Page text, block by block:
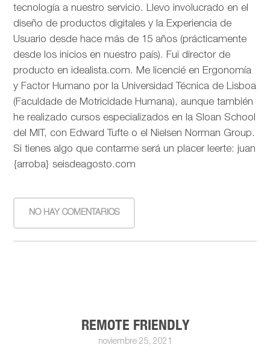
tecnología a nuestro servicio. Llevo involucrado en el
diseño de productos digitales y la Experiencia de
Usuario desde hace más de 15 años (prácticamente
desde los inicios en nuestro país). Fui director de
producto en idealista.com. Me licencié en Ergonomía
y Factor Humano por la Universidad Técnica de Lisboa
(Faculdade de Motricidade Humana), aunque también
he realizado cursos especializados en la Sloan School
del MIT, con Edward Tufte o el Nielsen Norman Group.
Si tienes algo que contarme será un placer leerte: juan
{arroba} seisdeagosto.com
NO HAY COMENTARIOS
REMOTE FRIENDLY
noviembre 25, 2021